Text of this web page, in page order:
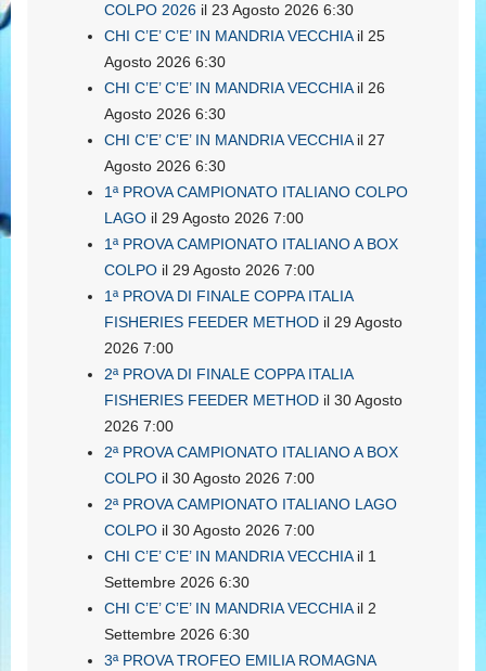
COLPO 2026 il 23 Agosto 2026 6:30
CHI C’E’ C’E’ IN MANDRIA VECCHIAil 25
Agosto 2026 6:30
CHI C’E’ C’E’ IN MANDRIA VECCHIAil 26
Agosto 2026 6:30
CHI C’E’ C’E’ IN MANDRIA VECCHIAil 27
Agosto 2026 6:30
1ª PROVA CAMPIONATO ITALIANO COLPO
LAGO il 29 Agosto 2026 7:00
1ª PROVA CAMPIONATO ITALIANO A BOX
COLPO il 29 Agosto 2026 7:00
1ª PROVA DI FINALE COPPA ITALIA
FISHERIES FEEDER METHOD il 29 Agosto
2026 7:00
2ª PROVA DI FINALE COPPA ITALIA
FISHERIES FEEDER METHOD il 30 Agosto
2026 7:00
2ª PROVA CAMPIONATO ITALIANO A BOX
COLPO il 30 Agosto 2026 7:00
2ª PROVA CAMPIONATO ITALIANO LAGO
COLPO il 30 Agosto 2026 7:00
CHI C’E’ C’E’ IN MANDRIA VECCHIAil 1
Settembre 2026 6:30
CHI C’E’ C’E’ IN MANDRIA VECCHIAil 2
Settembre 2026 6:30
3ª PROVA TROFEO EMILIA ROMAGNA